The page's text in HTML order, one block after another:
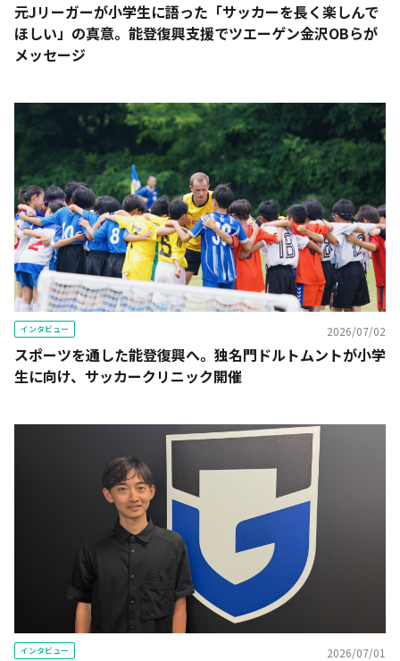
元Jリーガーが小学生に語った「サッカーを長く楽しんで
ほしい」の真意。能登復興支援でツエーゲン金沢OBらが
メッセージ
インタビュー 2026/07/02
スポーツを通した能登復興へ。独名門ドルトムントが小学
生に向け、サッカークリニック開催
インタビュー 2026/07/01